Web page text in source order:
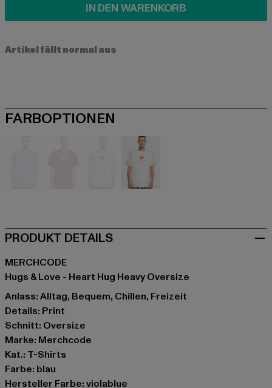
IN DEN WARENKORB
Artikel fällt normal aus
FARBOPTIONEN
PRODUKT DETAILS
MERCHCODE
Hugs & Love - Heart Hug Heavy Oversize
Anlass: Alltag, Bequem, Chillen, Freizeit
Details: Print
Schnitt: Oversize
Marke: Merchcode
Kat.: T-Shirts
Farbe: blau
Hersteller Farbe: violablue